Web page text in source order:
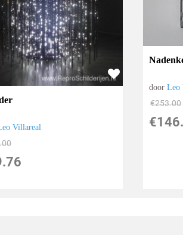
Villareal
doorLeo
€253.00
€